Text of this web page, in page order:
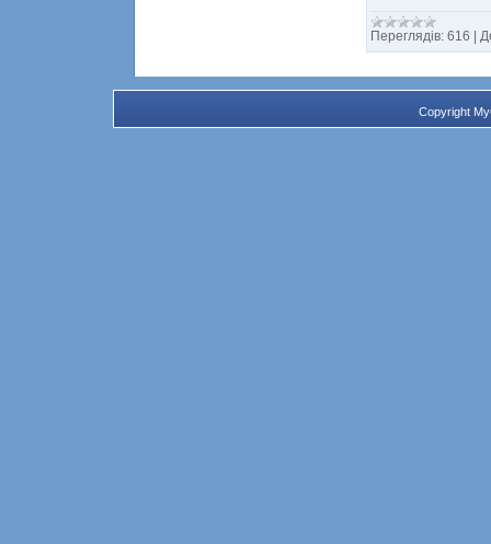
Переглядів: 616 |
Copyright